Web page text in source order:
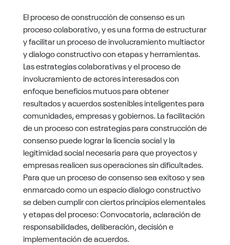
El proceso de construcción de consenso es un
proceso colaborativo, y es una forma de estructurar
y facilitar un proceso de involucramiento multiactor
y dialogo constructivo con etapas y herramientas.
Las estrategias colaborativas y el proceso de
involucramiento de actores interesados con
enfoque beneficios mutuos para obtener
resultados y acuerdos sostenibles inteligentes para
comunidades, empresas y gobiernos. La facilitación
de un proceso con estrategias para construcción de
consenso puede lograr la licencia social y la
legitimidad social necesaria para que proyectos y
empresas realicen sus operaciones sin dificultades.
Para que un proceso de consenso sea exitoso y sea
enmarcado como un espacio dialogo constructivo
se deben cumplir con ciertos principios elementales
y etapas del proceso: Convocatoria, aclaración de
responsabilidades, deliberación, decisión e
implementación de acuerdos.